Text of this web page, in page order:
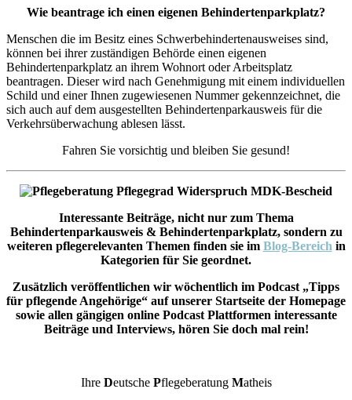
Wie beantrage ich einen eigenen Behindertenparkplatz?
Menschen die im Besitz eines Schwerbehindertenausweises sind,
können bei ihrer zuständigen Behörde einen eigenen
Behindertenparkplatz an ihrem Wohnort oder Arbeitsplatz
beantragen. Dieser wird nach Genehmigung mit einem individuellen
Schild und einer Ihnen zugewiesenen Nummer gekennzeichnet, die
sich auch auf dem ausgestellten Behindertenparkausweis für die
Verkehrsüberwachung ablesen lässt.
Fahren Sie vorsichtig und bleiben Sie gesund!
Interessante Beiträge, nicht nur zum Thema
Behindertenparkausweis & Behindertenparkplatz, sondern zu
weiteren pflegerelevanten Themen finden sie im Blog-Bereich in
Kategorien für Sie geordnet.
Zusätzlich veröffentlichen wir wöchentlich im Podcast „Tipps
für pflegende Angehörige“ auf unserer Startseite der Homepage
sowie allen gängigen online Podcast Plattformen interessante
Beiträge und Interviews, hören Sie doch mal rein!
Ihre Deutsche Pflegeberatung Matheis